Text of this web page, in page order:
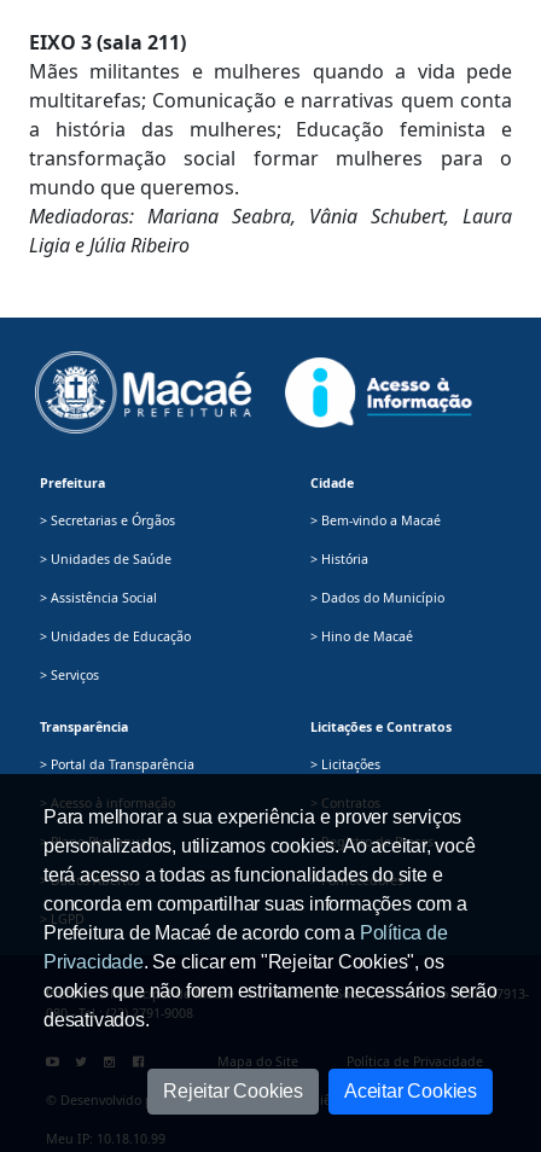
EIXO 3 (sala 211)
Mães militantes e mulheres quando a vida pede
multitarefas; Comunicação e narrativas quem conta
a história das mulheres; Educação feminista e
transformação social formar mulheres para o
mundo que queremos.
Mediadoras: Mariana Seabra, Vânia Schubert, Laura
Ligia e Júlia Ribeiro
Prefeitura
> Secretarias e Órgãos
> Unidades de Saúde
> Assistência Social
> Unidades de Educação
> Serviços
Cidade
> Bem-vindo a Macaé
> História
> Dados do Município
> Hino de Macaé
Transparência
> Portal da Transparência
> Acesso à informação
> Plano Plurianual
> Dados Abertos
> LGPD
Licitações e Contratos
> Licitações
> Contratos
> Registro de Preços
> Fornecedores
Prefeitura Municipal de Macaé - Av. Presidente Sodré, 534, Centro - CEP: 27913-
080 - Tel.: (22) 2791-9008
Mapa do Site Política de Privacidade
© Desenvolvido pela Secretaria Adjunta de Ciência e Tecnologia
Meu IP: 10.18.10.99
Para melhorar a sua experiência e prover serviços
personalizados, utilizamos cookies. Ao aceitar, você
terá acesso a todas as funcionalidades do site e
concorda em compartilhar suas informações com a
Prefeitura de Macaé de acordo com a Política de
Privacidade. Se clicar em "Rejeitar Cookies", os
cookies que não forem estritamente necessários serão
desativados.
Aceitar Cookies
Rejeitar Cookies